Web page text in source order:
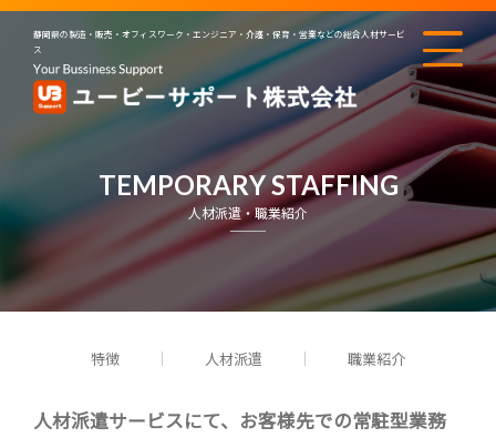
静岡県の製造・販売・オフィスワーク・エンジニア・介護・保育・営業などの総合人材サービ
ス
TEMPORARY STAFFING
人材派遣・職業紹介
特徴 人材派遣 職業紹介
人材派遣サービスにて、お客様先での常駐型業務